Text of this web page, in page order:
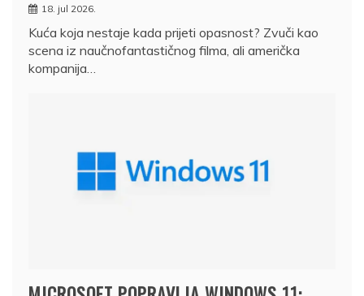
18. jul 2026.
Kuća koja nestaje kada prijeti opasnost? Zvuči kao
scena iz naučnofantastičnog filma, ali američka
kompanija…